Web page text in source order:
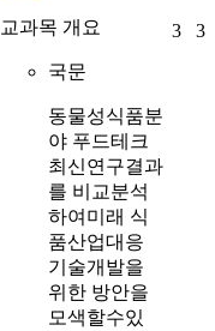
교과목 개요
국문
동물성식품분
야 푸드테크
최신연구결과
를 비교분석
하여미래 식
품산업대응
기술개발을
위한 방안을
모색할수있
3 3